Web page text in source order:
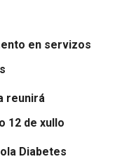
en servizos
reunirá
12 de xullo
Diabetes